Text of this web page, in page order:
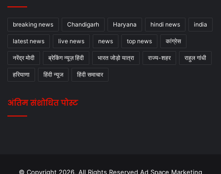
breaking news Chandigarh Haryana hindi news india
latest news live news news top news कांग्रेस
नरेंद्र मोदी ब्रेकिंग न्यूज़ हिंदी भारत जोड़ो यात्रा राज्य-शहर राहुल गांधी
हरियाणा हिंदी न्यूज हिंदी समाचार
अंतिम संशोधित पोस्ट
© Copyright 2026, All Rights Reserved Ad Space Marketing